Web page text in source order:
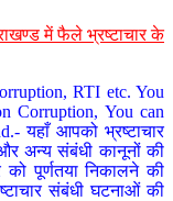
में फैले भ्रष्टाचार के
RTI etc. You
Corruption, You can
यहाँ आपको भ्रष्टाचार
अन्य संबंधी कानूनों की
पूर्णतया निकालने की
संबंधी घटनाओं की